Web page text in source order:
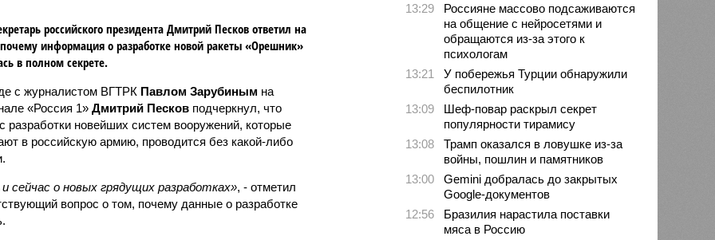
российского президента Дмитрий Песков ответил на
информация о разработке новой ракеты «Орешник»
в полном секрете.
с журналистом ВГТРК Павлом Зарубиным на
«Россия 1» Дмитрий Песковподчеркнул, что
разработки новейших систем вооружений, которые
в российскую армию, проводится без какой-либо
сейчас о новых грядущих разработках», - отметил
вопрос о том, почему данные о разработке
13:29
Россияне массово подсаживаются
на общение с нейросетями и
обращаются из-за этого к
психологам
13:21
У побережья Турции обнаружили
беспилотник
13:09
Шеф-повар раскрыл секрет
популярности тирамису
13:08
Трамп оказался в ловушке из-за
войны, пошлин и памятников
13:00
Gemini добралась до закрытых
Google-документов
12:56
Бразилия нарастила поставки
мяса в Россию